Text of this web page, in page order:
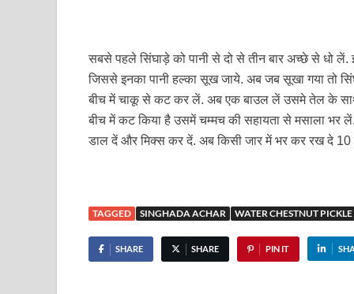
सबसे पहले सिंघाड़े को पानी से दो से तीन बार अच्छे से धो
जिससे इनका पानी हल्का सूख जाये. अब जब सूखा गया तो
बीच में चाकू से कट कर लें. अब एक बाउल लें उसमे तेल के
बीच में कट किया है उसमें चम्मच की सहायता से मसाला भर
डाल दें और मिक्स कर दें. अब किसी जार में भर कर रख दे 10
TAGGED SINGHADA ACHAR WATER CHESTNUT PICKLE
SHARE SHARE PIN IT